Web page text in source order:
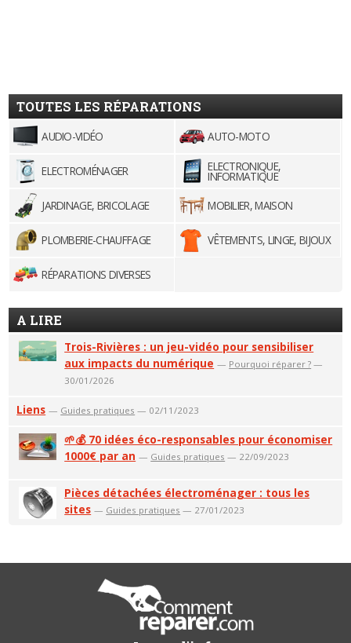
TOUTES LES RÉPARATIONS
AUDIO-VIDÉO AUTO-MOTO
ELECTROMÉNAGER ELECTRONIQUE,
INFORMATIQUE
JARDINAGE, BRICOLAGE
MOBILIER, MAISON
PLOMBERIE-CHAUFFAGE VÊTEMENTS, LINGE, BIJOUX
RÉPARATIONS DIVERSES
A LIRE
Trois-Rivières : un jeu-vidéo pour sensibiliser
aux impacts du numérique — Pourquoi réparer ? —
30/01/2026
Liens — Guides pratiques — 02/11/2023
🌱💰 70 idées éco-responsables pour économiser
1000€ par an — Guides pratiques — 22/09/2023
Pièces détachées électroménager : tous les
sites — Guides pratiques — 27/01/2023